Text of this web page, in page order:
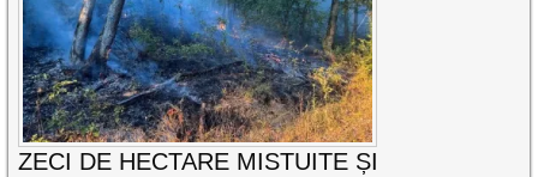
ZECI DE HECTARE MISTUITE ȘI